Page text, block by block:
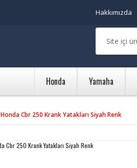
Hakkımızda
Honda Yamaha
Honda Cbr 250 Krank Yatakları Siyah Renk